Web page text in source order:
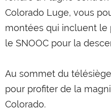
Colorado Luge, vous
montées qui incluent le
le SNOOC pour la
Au sommet du
pour profiter de la
Colorado.